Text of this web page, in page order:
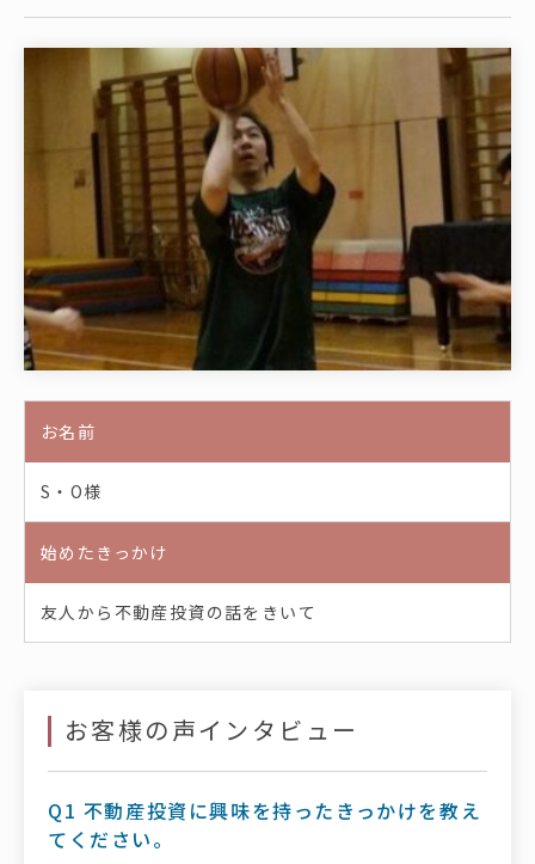
お名前
S・O様
始めたきっかけ
友人から不動産投資の話をきいて
お客様の声インタビュー
Q1 不動産投資に興味を持ったきっかけを教え
てください。